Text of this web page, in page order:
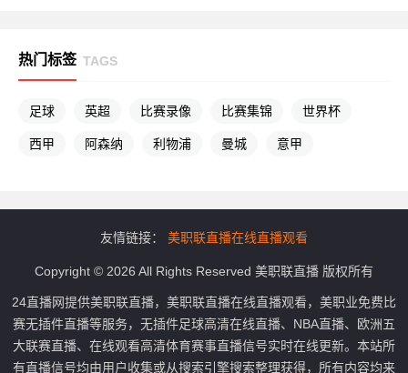
热门标签 TAGS
足球 英超 比赛录像 比赛集锦 世界杯
西甲 阿森纳 利物浦 曼城 意甲
友情链接： 美职联直播在线直播观看
Copyright © 2026 All Rights Reserved 美职联直播 版权所有
24直播网提供美职联直播，美职联直播在线直播观看，美职业免费比
赛无插件直播等服务，无插件足球高清在线直播、NBA直播、欧洲五
大联赛直播、在线观看高清体育赛事直播信号实时在线更新。本站所
有直播信号均由用户收集或从搜索引擎搜索整理获得，所有内容均来